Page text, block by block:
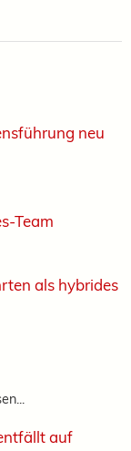
neu
Team
als hybrides
auf